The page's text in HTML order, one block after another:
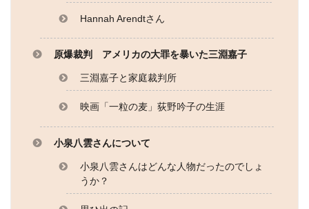
Hannah Arendtさん
原爆裁判 アメリカの大罪を暴いた三淵嘉子
三淵嘉子と家庭裁判所
映画「一粒の麦」荻野吟子の生涯
小泉八雲さんについて
小泉八雲さんはどんな人物だったのでしょ
うか？